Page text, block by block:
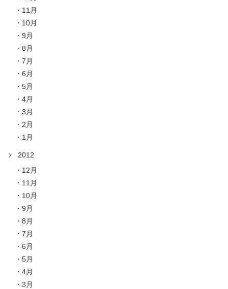
11月
10月
9月
8月
7月
6月
5月
4月
3月
2月
1月
2012
12月
11月
10月
9月
8月
7月
6月
5月
4月
3月